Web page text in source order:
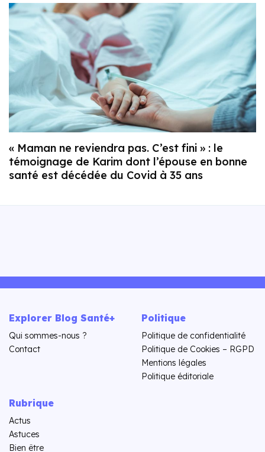
« Maman ne reviendra pas. C’est fini » : le
témoignage de Karim dont l’épouse en bonne
santé est décédée du Covid à 35 ans
Explorer Blog Santé+
Qui sommes-nous ?
Contact
Politique
Politique de confidentialité
Politique de Cookies – RGPD
Mentions légales
Politique éditoriale
Rubrique
Actus
Astuces
Bien être